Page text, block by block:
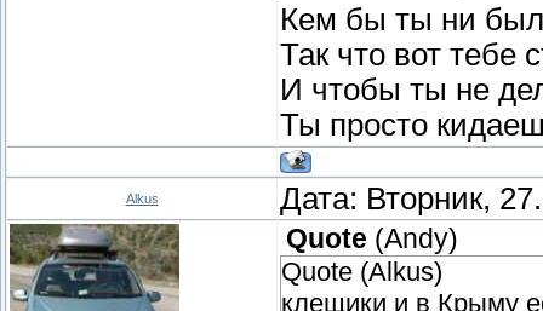
Кем бы ты ни
Так что вот тебе
И чтобы ты не
Ты просто
Alkus Дата: Вторник,
Quote (Andy)
Quote (Alkus)
клещики и в Крыму